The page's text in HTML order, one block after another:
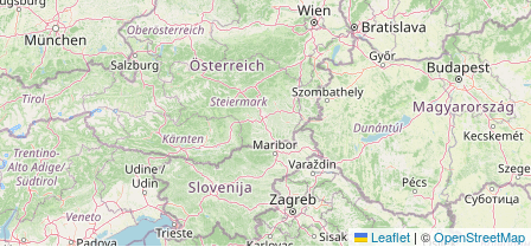
Leaflet | ©OpenStreetMap